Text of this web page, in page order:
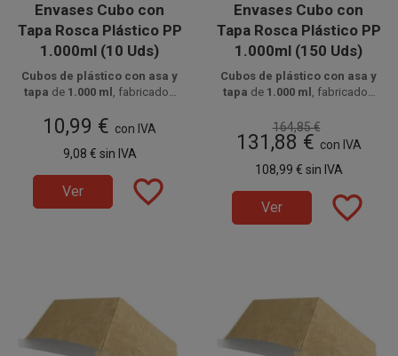
Envases Cubo con
Tapa Rosca Plástico PP
1.000ml (10 Uds)
Cubos de plástico con asa y
tapa de 1.000 ml
, fabricados
aptos parabebidas y
alimentos fríos o calientes
ideales para transporte seguro.
paquetes de 10 unidades.
10,99 € con IVA
9,08 € sin IVA
Ver favorite_border
Envases Cubo con
Tapa Rosca Plástico PP
1.000ml (150 Uds)
Cubos de plástico con asa y
tapa de 1.000 ml
, fabricados
aptos parabebidas y
alimentos fríos o calientes
ideales para transporte seguro.
de 150 unidades.
164,85 €
131,88 € con IVA
108,99 € sin IVA
Ver favorite_border